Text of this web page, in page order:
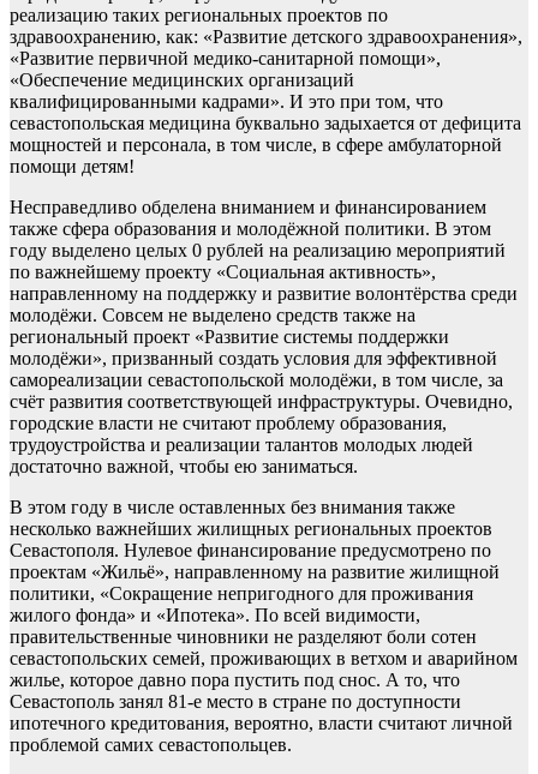
реализацию таких региональных проектов по
здравоохранению, как: «Развитие детского здравоохранения»,
«Развитие первичной медико-санитарной помощи»,
«Обеспечение медицинских организаций
квалифицированными кадрами». И это при том, что
севастопольская медицина буквально задыхается от дефицита
мощностей и персонала, в том числе, в сфере амбулаторной
помощи детям!
Несправедливо обделена вниманием и финансированием
также сфера образования и молодёжной политики. В этом
году выделено целых 0 рублей на реализацию мероприятий
по важнейшему проекту «Социальная активность»,
направленному на поддержку и развитие волонтёрства среди
молодёжи. Совсем не выделено средств также на
региональный проект «Развитие системы поддержки
молодёжи», призванный создать условия для эффективной
самореализации севастопольской молодёжи, в том числе, за
счёт развития соответствующей инфраструктуры. Очевидно,
городские власти не считают проблему образования,
трудоустройства и реализации талантов молодых людей
достаточно важной, чтобы ею заниматься.
В этом году в числе оставленных без внимания также
несколько важнейших жилищных региональных проектов
Севастополя. Нулевое финансирование предусмотрено по
проектам «Жильё», направленному на развитие жилищной
политики, «Сокращение непригодного для проживания
жилого фонда» и «Ипотека». По всей видимости,
правительственные чиновники не разделяют боли сотен
севастопольских семей, проживающих в ветхом и аварийном
жилье, которое давно пора пустить под снос. А то, что
Севастополь занял 81-е место в стране по доступности
ипотечного кредитования, вероятно, власти считают личной
проблемой самих севастопольцев.